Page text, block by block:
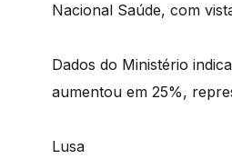
Nacional Saúde, com
Dados do Ministério
aumentou em 25%,
Lusa